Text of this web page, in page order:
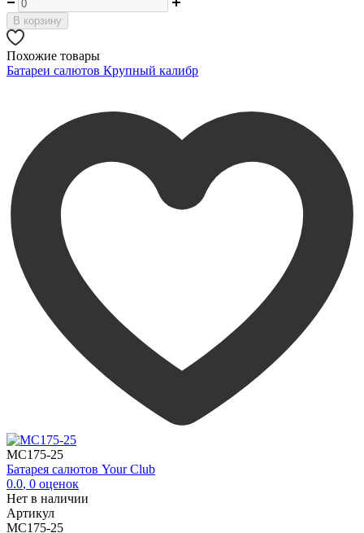
В корзину
Похожие товары
Батареи салютов Крупный калибр
MC175-25
Батарея салютов Your Club
0.0, 0 оценок
Нет в наличии
Артикул
MC175-25